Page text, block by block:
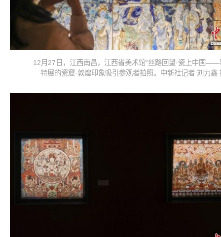
12月27日，江西南昌，江西省美术馆“丝路回望·瓷上中国——
特展的瓷窟·敦煌印象吸引参观者拍照。中新社记者 刘力鑫